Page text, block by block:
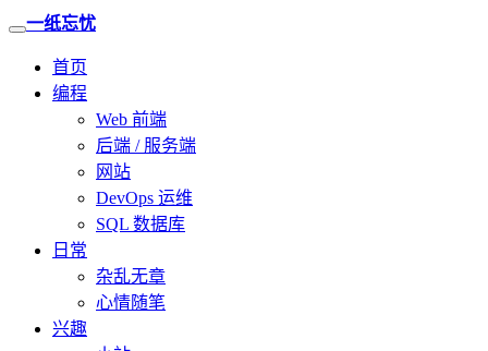
一纸忘忧
首页
编程
Web 前端
后端 / 服务端
网站
DevOps 运维
SQL 数据库
日常
杂乱无章
心情随笔
兴趣